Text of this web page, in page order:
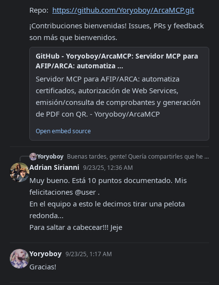
Repo: https://github.com/Yoryoboy/ArcaMCP.git
¡Contribuciones bienvenidas! Issues, PRs y feedback
son más que bienvenidos.
GitHub - Yoryoboy/ArcaMCP: Servidor MCP para
AFIP/ARCA: automatiza ...
Servidor MCP para AFIP/ARCA: automatiza
certificados, autorización de Web Services,
emisión/consulta de comprobantes y generación
de PDF con QR. - Yoryoboy/ArcaMCP
Open embed source
Yoryoboy Buenas tardes, gente! Quería compartirles que he publicado ArcaMCP, un servidor Model Context Protocol (MCP) para integrarse con AFIP/ARCA y automatizar: - Cer
Adrian Sirianni 9/23/25, 12:36 AM
Muy bueno. Está 10 puntos documentado. Mis
felicitaciones @user .
En el equipo a esto le decimos tirar una pelota
redonda...
Para saltar a cabecear!!! Jeje
Yoryoboy 9/23/25, 1:17 AM
Gracias!